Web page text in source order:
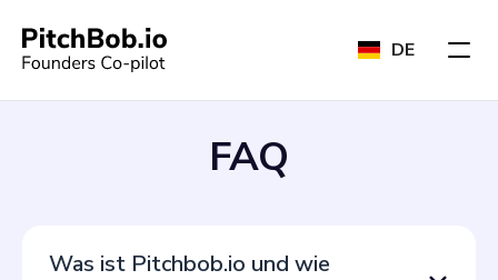
DE
FAQ
Was ist Pitchbob.io und wie